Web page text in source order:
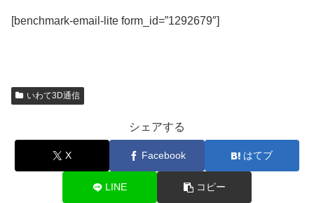
[benchmark-email-lite form_id=”1292679″]
いわて3D通信
シェアする
X Facebook はてブ
LINE コピー